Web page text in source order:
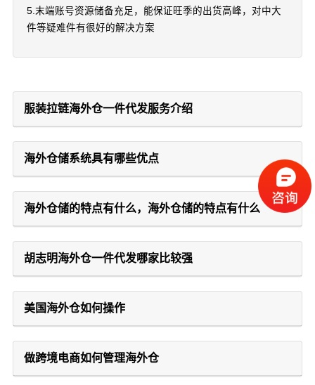
5.末端账号资源储备充足，能保证旺季的出货高峰，对中大
件等疑难件有很好的解决方案
服装拉链海外仓一件代发服务介绍
海外仓储系统具有哪些优点
海外仓储的特点有什么，海外仓储的特点有什么
胡志明海外仓一件代发哪家比较强
美国海外仓如何操作
做跨境电商如何管理海外仓